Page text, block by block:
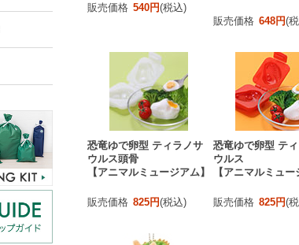
販売価格 540円(税込)
販売価格 648円(
恐竜ゆで卵型 ティラノサ
ウルス頭骨
【アニマルミュージアム】
販売価格 825円(税込)
恐竜ゆで卵型 テ
ウルス
【アニマルミュー
販売価格 825円(